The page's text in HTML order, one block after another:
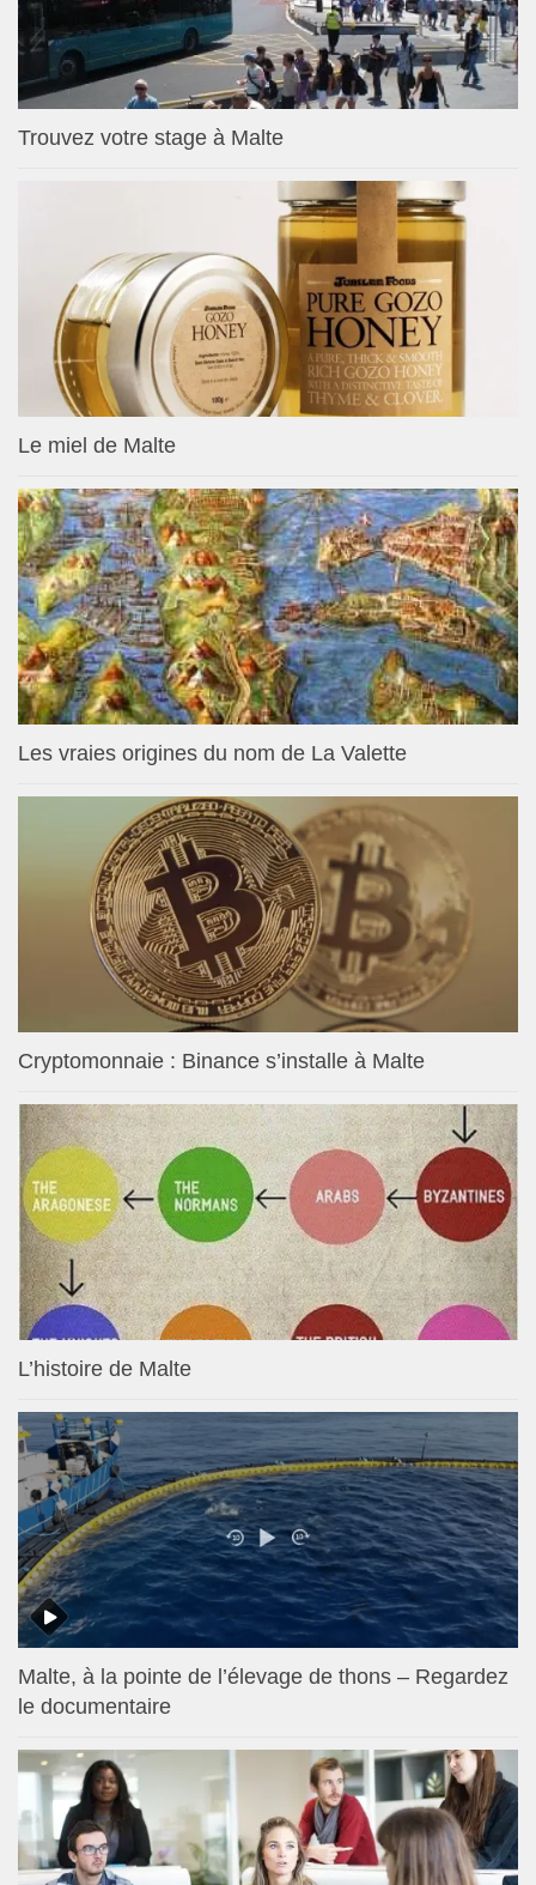
Trouvez votre stage à Malte
Le miel de Malte
Les vraies origines du nom de La Valette
Cryptomonnaie : Binance s’installe à Malte
L’histoire de Malte
Malte, à la pointe de l’élevage de thons – Regardez
le documentaire